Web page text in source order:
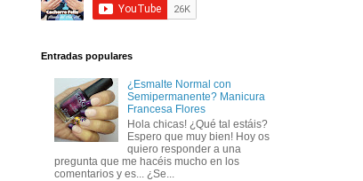
Entradas populares
¿Esmalte Normal con
Semipermanente? Manicura
Francesa Flores
Hola chicas! ¿Qué tal estáis?
Espero que muy bien! Hoy os
quiero responder a una
pregunta que me hacéis mucho en los
comentarios y es... ¿Se...